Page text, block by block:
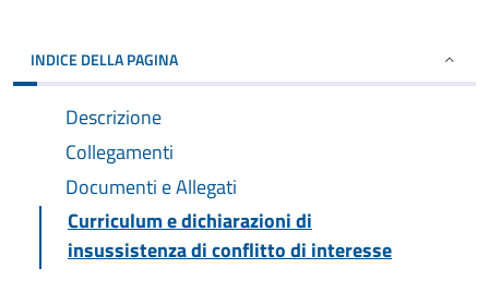
INDICE DELLA PAGINA
Descrizione
Collegamenti
Documenti e Allegati
Curriculum e dichiarazioni di
insussistenza di conflitto di interesse